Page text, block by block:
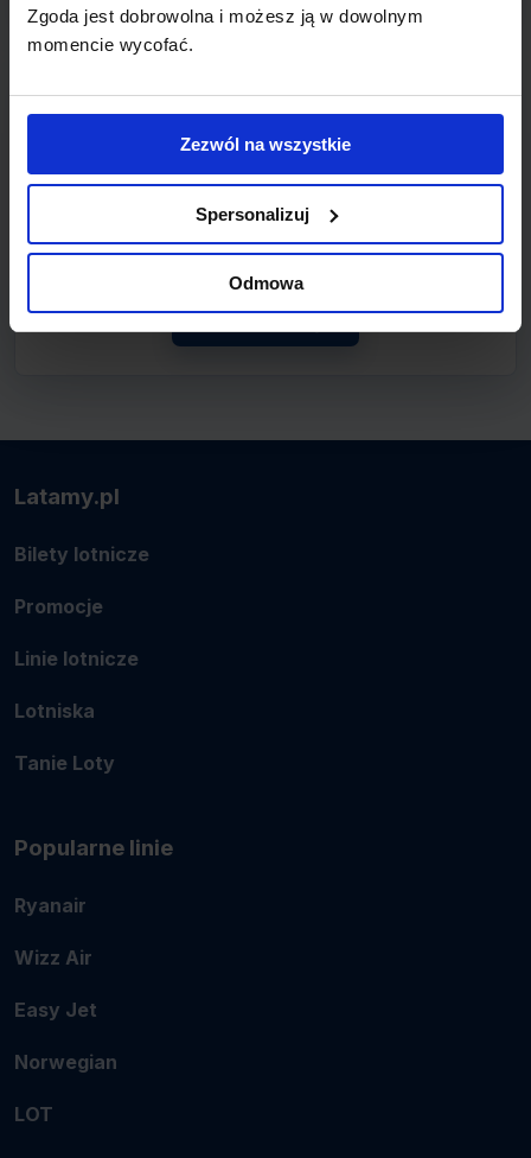
Zgoda jest dobrowolna i możesz ją w dowolnym
momencie wycofać.
Zezwól na wszystkie
Spersonalizuj
Odmowa
LINIA LOTNICZA
Wizz Air
połączenie.
Latamy.pl
Bilety lotnicze
Promocje
Linie lotnicze
Lotniska
Tanie Loty
Popularne linie
Ryanair
Wizz Air
Easy Jet
Norwegian
LOT